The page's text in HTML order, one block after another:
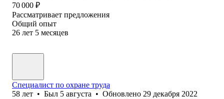
70 000 ₽
Рассматривает предложения
Общий опыт
26 лет 5 месяцев
Специалист по охране труда
58 лет • Был 5 августа • Обновлено 29 декабря 2022